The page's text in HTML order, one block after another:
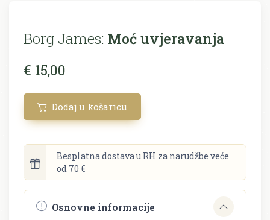
Borg James: Moć uvjeravanja
€ 15,00
Dodaj u košaricu
Besplatna dostava u RH za narudžbe veće
od 70 €
Osnovne informacije